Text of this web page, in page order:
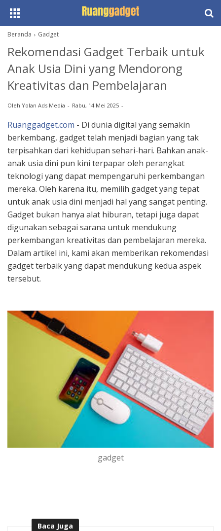
Beranda Gadget
Rekomendasi Gadget Terbaik untuk
Anak Usia Dini yang Mendorong
Kreativitas dan Pembelajaran
Oleh Yolan Ads Media Rabu, 14 Mei 2025
Ruanggadget.com - Di dunia digital yang semakin
berkembang, gadget telah menjadi bagian yang tak
terpisahkan dari kehidupan sehari-hari. Bahkan anak-
anak usia dini pun kini terpapar oleh perangkat
teknologi yang dapat mempengaruhi perkembangan
mereka. Oleh karena itu, memilih gadget yang tepat
untuk anak usia dini menjadi hal yang sangat penting.
Gadget bukan hanya alat hiburan, tetapi juga dapat
digunakan sebagai sarana untuk mendukung
perkembangan kreativitas dan pembelajaran mereka.
Dalam artikel ini, kami akan memberikan rekomendasi
gadget terbaik yang dapat mendukung kedua aspek
tersebut.
gadget
Baca Juga